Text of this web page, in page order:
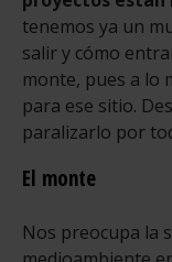
tenemos ya un
salir y cómo
monte, pues a lo
para ese sitio.
paralizarlo por
El monte
Nos preocupa la